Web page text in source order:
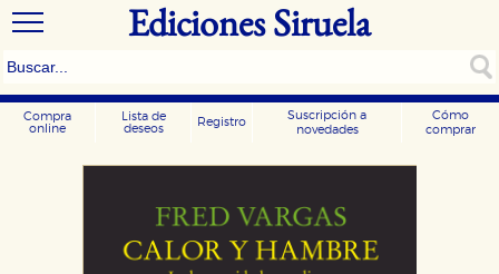
Ediciones Siruela
Compra
online
Lista de
deseos
Registro
Suscripción a
novedades
Cómo
comprar